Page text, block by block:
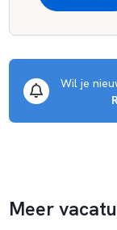
Wil je
Meer